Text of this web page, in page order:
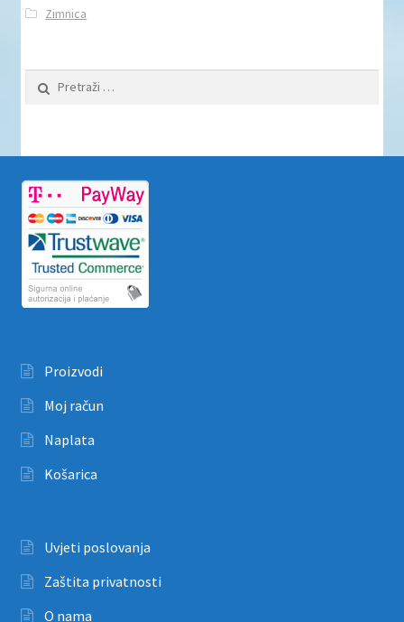
Zimnica
Pretraži:
Proizvodi
Moj račun
Naplata
Košarica
Uvjeti poslovanja
Zaštita privatnosti
O nama